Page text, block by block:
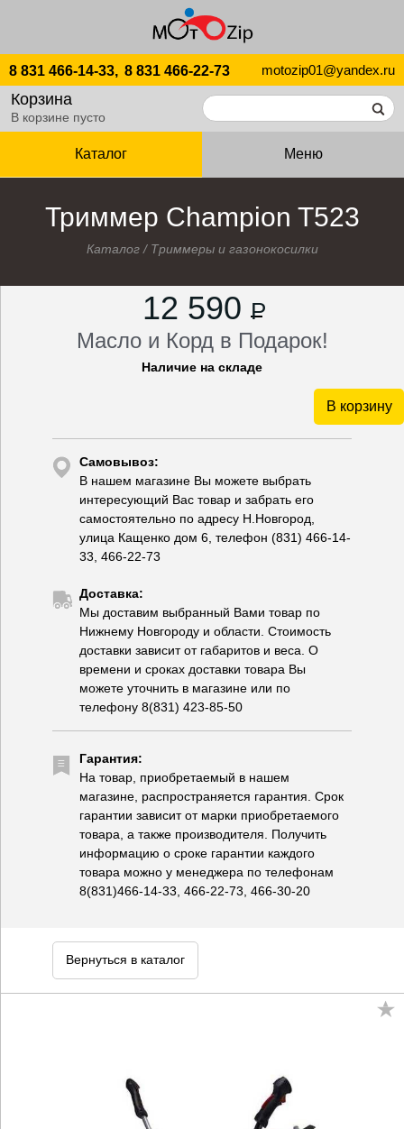
8 831 466-14-33, 8 831 466-22-73 motozip01@yandex.ru
Корзина
В корзине пусто
Каталог Меню
Триммер Champion T523
Каталог/ Триммеры и газонокосилки
12 590 P
Масло и Корд в Подарок!
Наличие на складе
В корзину
Самовывоз:
В нашем магазине Вы можете выбрать
интересующий Вас товар и забрать его
самостоятельно по адресу Н.Новгород,
улица Кащенко дом 6, телефон (831) 466-14-
33, 466-22-73
Доставка:
Мы доставим выбранный Вами товар по
Нижнему Новгороду и области. Стоимость
доставки зависит от габаритов и веса. О
времени и сроках доставки товара Вы
можете уточнить в магазине или по
телефону 8(831) 423-85-50
Гарантия:
На товар, приобретаемый в нашем
магазине, распространяется гарантия. Срок
гарантии зависит от марки приобретаемого
товара, а также производителя. Получить
информацию о сроке гарантии каждого
товара можно у менеджера по телефонам
8(831)466-14-33, 466-22-73, 466-30-20
Вернуться в каталог